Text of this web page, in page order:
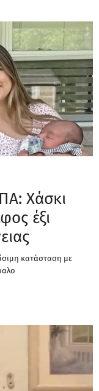
Χάσκι
έξι
κατάσταση με